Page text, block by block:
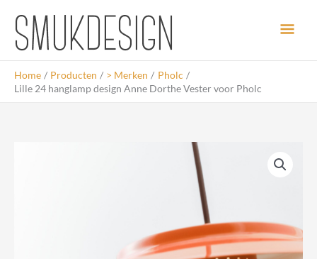
inhoud
Home Producten > Merken
Pholc
Lille 24 hanglamp design Anne Dorthe Vester voor Pholc